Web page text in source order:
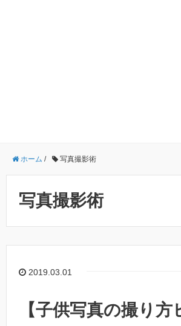
ホーム / 写真撮影術
写真撮影術
2019.03.01
【子供写真の撮り方